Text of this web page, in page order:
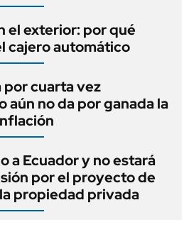
el exterior: por qué
cajero automático
por cuarta vez
aún no da por ganada la
a Ecuador y no estará
por el proyecto de
propiedad privada